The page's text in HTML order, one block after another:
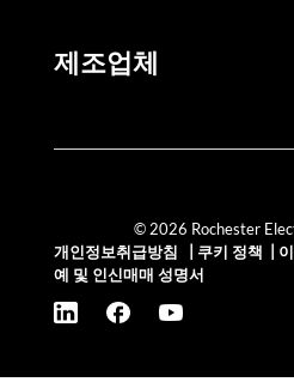
제조업체
© 2026 Rochester
개인정보취급방침
쿠키 정책
예 및 인신매매 성명서